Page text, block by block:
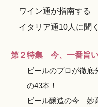
ワイン通が指南する
イタリア通10人に聞
第２特集 今、一番旨
ビールのプロが徹
の43本！
ビール醸造の今 妙